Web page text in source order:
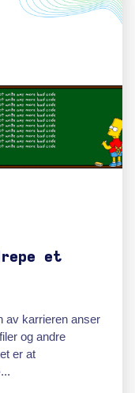
et
av karrieren anser
og andre
er at